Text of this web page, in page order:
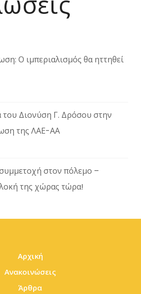
Ο ιμπεριαλισμός θα ηττηθεί
του Διονύση Γ. Δρόσου στην
της ΛΑΕ-ΑΑ
στον πόλεμο –
της χώρας τώρα!
Αρχική
Ανακοινώσεις
Άρθρα